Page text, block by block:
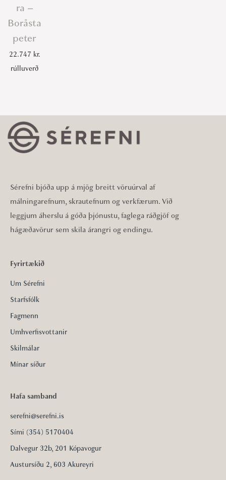
ra –
Boråsta
peter
22.747 kr.
rúlluverð
Sérefni bjóða upp á mjög breitt vöruúrval af
málningarefnum, skrautefnum og verkfærum. Við
leggjum áherslu á góða þjónustu, faglega ráðgjöf og
hágæðavörur sem skila árangri og endingu.
Fyrirtækið
Um Sérefni
Starfsfólk
Fagmenn
Umhverfisvottanir
Skilmálar
Mínar síður
Hafa samband
serefni@serefni.is
Sími (354) 5170404
Dalvegur 32b, 201 Kópavogur
Austursíðu 2, 603 Akureyri